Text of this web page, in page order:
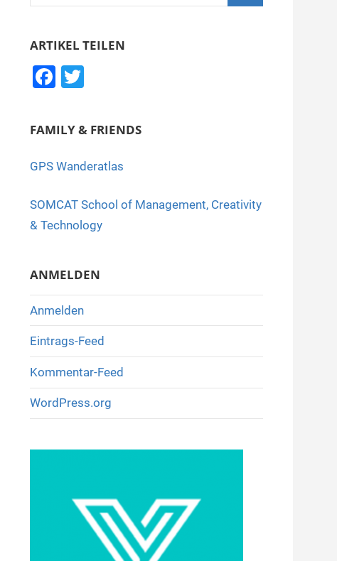
ARTIKEL TEILEN
F
c
b
o
k
T
tt
FAMILY & FRIENDS
GPS Wanderatlas
SOMCAT School of Management, Creativity
& Technology
ANMELDEN
Anmelden
Eintrags-Feed
Kommentar-Feed
WordPress.org